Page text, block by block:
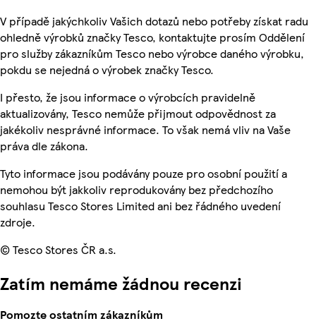
V případě jakýchkoliv Vašich dotazů nebo potřeby získat radu
ohledně výrobků značky Tesco, kontaktujte prosím Oddělení
pro služby zákazníkům Tesco nebo výrobce daného výrobku,
pokdu se nejedná o výrobek značky Tesco.
I přesto, že jsou informace o výrobcích pravidelně
aktualizovány, Tesco nemůže přijmout odpovědnost za
jakékoliv nesprávné informace. To však nemá vliv na Vaše
práva dle zákona.
Tyto informace jsou podávány pouze pro osobní použití a
nemohou být jakkoliv reprodukovány bez předchozího
souhlasu Tesco Stores Limited ani bez řádného uvedení
zdroje.
© Tesco Stores ČR a.s.
Zatím nemáme žádnou recenzi
Pomozte ostatním zákazníkům